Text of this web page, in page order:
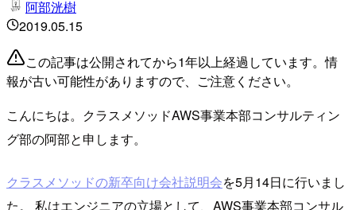
阿部洸樹
2019.05.15
この記事は公開されてから1年以上経過しています。情
報が古い可能性がありますので、ご注意ください。
こんにちは。クラスメソッドAWS事業本部コンサルティン
グ部の阿部と申します。
クラスメソッドの新卒向け会社説明会を5月14日に行いまし
た。 私はエンジニアの立場として、AWS事業本部コンサル